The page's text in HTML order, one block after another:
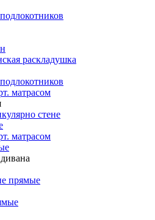
раскладушка
матрасом
стене
матрасом
прямые